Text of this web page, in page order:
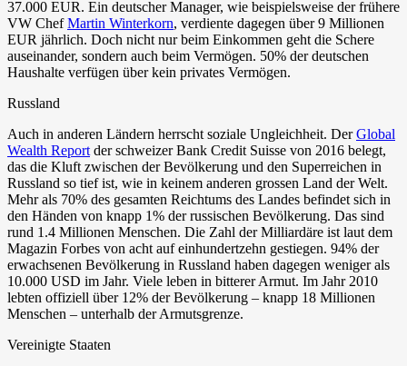
37.000 EUR. Ein deutscher Manager, wie beispielsweise der frühere
VW ChefMartin Winterkorn, verdiente dagegen über 9 Millionen
EUR jährlich. Doch nicht nur beim Einkommen geht die Schere
auseinander, sondern auch beim Vermögen. 50% der deutschen
Haushalte verfügen über kein privates Vermögen.
Russland
Auch in anderen Ländern herrscht soziale Ungleichheit. DerGlobal
Wealth Report der schweizer Bank Credit Suisse von 2016 belegt,
das die Kluft zwischen der Bevölkerung und den Superreichen in
Russland so tief ist, wie in keinem anderen grossen Land der Welt.
Mehr als 70% des gesamten Reichtums des Landes befindet sich in
den Händen von knapp 1% der russischen Bevölkerung. Das sind
rund 1.4 Millionen Menschen. Die Zahl der Milliardäre ist laut dem
Magazin Forbes von acht auf einhundertzehn gestiegen. 94% der
erwachsenen Bevölkerung in Russland haben dagegen weniger als
10.000 USD im Jahr. Viele leben in bitterer Armut. Im Jahr 2010
lebten offiziell über 12% der Bevölkerung – knapp 18 Millionen
Menschen – unterhalb der Armutsgrenze.
Vereinigte Staaten